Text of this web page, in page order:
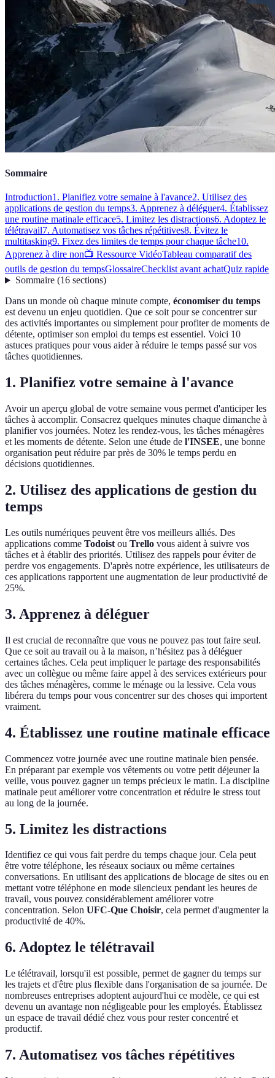
Sommaire
Introduction1. Planifiez votre semaine à l'avance2. Utilisez des
applications de gestion du temps3. Apprenez à déléguer4. Établissez
une routine matinale efficace5. Limitez les distractions6. Adoptez le
télétravail7. Automatisez vos tâches répétitives8. Évitez le
multitasking9. Fixez des limites de temps pour chaque tâche10.
Apprenez à dire non📺 Ressource VidéoTableau comparatif des
outils de gestion du tempsGlossaireChecklist avant achatQuiz rapide
Sommaire(16 sections)
Dans un monde où chaque minute compte, économiser du temps
est devenu un enjeu quotidien. Que ce soit pour se concentrer sur
des activités importantes ou simplement pour profiter de moments de
détente, optimiser son emploi du temps est essentiel. Voici 10
astuces pratiques pour vous aider à réduire le temps passé sur vos
tâches quotidiennes.
1. Planifiez votre semaine à l'avance
Avoir un aperçu global de votre semaine vous permet d'anticiper les
tâches à accomplir. Consacrez quelques minutes chaque dimanche à
planifier vos journées. Notez les rendez-vous, les tâches ménagères
et les moments de détente. Selon une étude de l'INSEE, une bonne
organisation peut réduire par près de 30% le temps perdu en
décisions quotidiennes.
2. Utilisez des applications de gestion du
temps
Les outils numériques peuvent être vos meilleurs alliés. Des
applications comme Todoist ou Trello vous aident à suivre vos
tâches et à établir des priorités. Utilisez des rappels pour éviter de
perdre vos engagements. D'après notre expérience, les utilisateurs de
ces applications rapportent une augmentation de leur productivité de
25%.
3. Apprenez à déléguer
Il est crucial de reconnaître que vous ne pouvez pas tout faire seul.
Que ce soit au travail ou à la maison, n’hésitez pas à déléguer
certaines tâches. Cela peut impliquer le partage des responsabilités
avec un collègue ou même faire appel à des services extérieurs pour
des tâches ménagères, comme le ménage ou la lessive. Cela vous
libérera du temps pour vous concentrer sur des choses qui importent
vraiment.
4. Établissez une routine matinale efficace
Commencez votre journée avec une routine matinale bien pensée.
En préparant par exemple vos vêtements ou votre petit déjeuner la
veille, vous pouvez gagner un temps précieux le matin. La discipline
matinale peut améliorer votre concentration et réduire le stress tout
au long de la journée.
5. Limitez les distractions
Identifiez ce qui vous fait perdre du temps chaque jour. Cela peut
être votre téléphone, les réseaux sociaux ou même certaines
conversations. En utilisant des applications de blocage de sites ou en
mettant votre téléphone en mode silencieux pendant les heures de
travail, vous pouvez considérablement améliorer votre
concentration. Selon UFC-Que Choisir, cela permet d'augmenter la
productivité de 40%.
6. Adoptez le télétravail
Le télétravail, lorsqu'il est possible, permet de gagner du temps sur
les trajets et d'être plus flexible dans l'organisation de sa journée. De
nombreuses entreprises adoptent aujourd'hui ce modèle, ce qui est
devenu un avantage non négligeable pour les employés. Établissez
un espace de travail dédié chez vous pour rester concentré et
productif.
7. Automatisez vos tâches répétitives